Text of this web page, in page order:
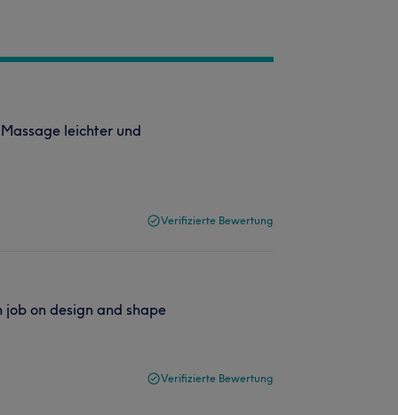
leichter und
Verifizierte Bewertung
on design and shape
Verifizierte Bewertung